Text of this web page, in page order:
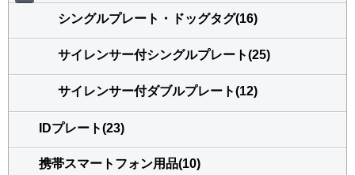
シングルプレート・ドッグタグ(16)
サイレンサー付シングルプレート(25)
サイレンサー付ダブルプレート(12)
IDプレート(23)
携帯スマートフォン用品(10)